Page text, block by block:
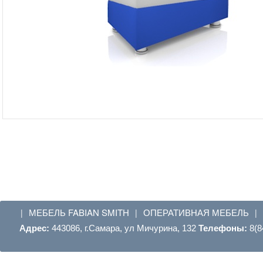
| МЕБЕЛЬ FABIAN SMITH | ОПЕРАТИВНАЯ МЕБЕЛЬ |
Адрес: 443086, г.Самара, ул Мичурина, 132 Телефоны: